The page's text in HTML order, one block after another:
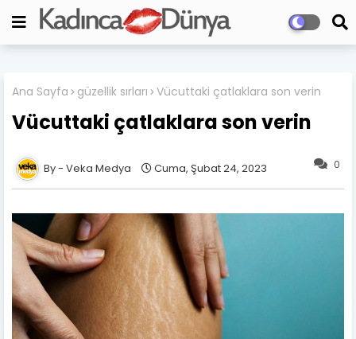
Ana Sayfa güzellik sırları Vücuttaki çatlaklara son verin
Vücuttaki çatlaklara son verin
0
Veka Medya Cuma, Şubat 24, 2023